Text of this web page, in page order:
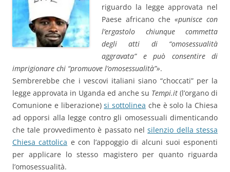
riguardo la legge approvata nel
Paese africano che «punisce con
l’ergastolo chiunque commetta
degli atti di “omosessualità
aggravata” e può consentire di
imprigionare chi “promuove l’omosessualità”».
Sembrerebbe che i vescovi italiani siano “choccati” per la
legge approvata in Uganda ed anche su Tempi.it (l’organo di
Comunione e liberazione)si sottolinea che è solo la Chiesa
ad opporsi alla legge contro gli omosessuali dimenticando
che tale provvedimento è passato nelsilenzio della stessa
Chiesa cattolica e con l’appoggio di alcuni suoi esponenti
per applicare lo stesso magistero per quanto riguarda
l’omosessualità.